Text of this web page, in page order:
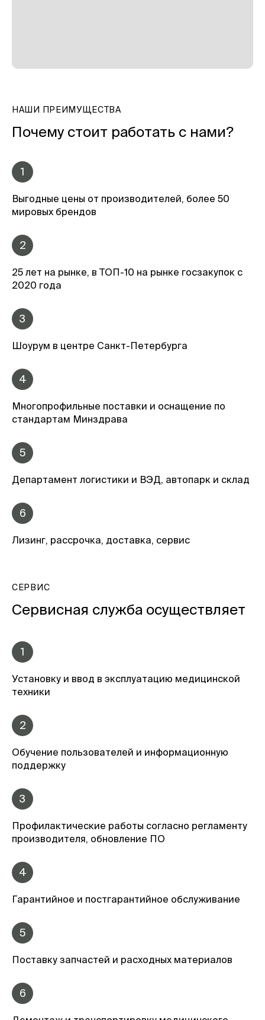
НАШИ ПРЕИМУЩЕСТВА
Почему стоит работать с нами?
1
Выгодные цены от производителей, более 50
мировых брендов
2
25 лет на рынке, в ТОП-10 на рынке госзакупок с
2020 года
3
Шоурум в центре Санкт-Петербурга
4
Многопрофильные поставки и оснащение по
стандартам Минздрава
5
Департамент логистики и ВЭД, автопарк и склад
6
Лизинг, рассрочка, доставка, сервис
СЕРВИС
Сервисная служба осуществляет
1
Установку и ввод в эксплуатацию медицинской
техники
2
Обучение пользователей и информационную
поддержку
3
Профилактические работы согласно регламенту
производителя, обновление ПО
4
Гарантийное и постгарантийное обслуживание
5
Поставку запчастей и расходных материалов
6